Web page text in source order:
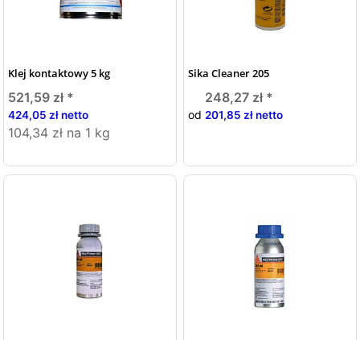
Klej kontaktowy 5 kg
521,59 zł *
424,05 zł netto
104,34 zł na 1 kg
Sika Cleaner 205
od
248,27 zł *
201,85 zł netto